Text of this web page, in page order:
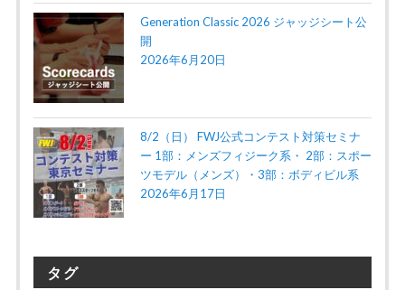
Generation Classic 2026 ジャッジシート公
開
2026年6月20日
8/2（日） FWJ公式コンテスト対策セミナ
ー 1部：メンズフィジーク系・ 2部：スポー
ツモデル（メンズ）・3部：ボディビル系
2026年6月17日
タグ